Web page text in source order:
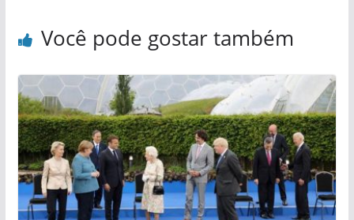
Você pode gostar também